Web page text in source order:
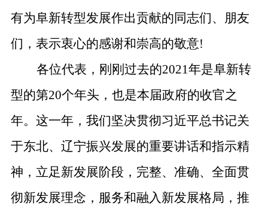
有为阜新转型发展作出贡献的同志们、朋友
们，表示衷心的感谢和崇高的敬意!
各位代表，刚刚过去的2021年是阜新转
型的第20个年头，也是本届政府的收官之
年。这一年，我们坚决贯彻习近平总书记关
于东北、辽宁振兴发展的重要讲话和指示精
神，立足新发展阶段，完整、准确、全面贯
彻新发展理念，服务和融入新发展格局，推